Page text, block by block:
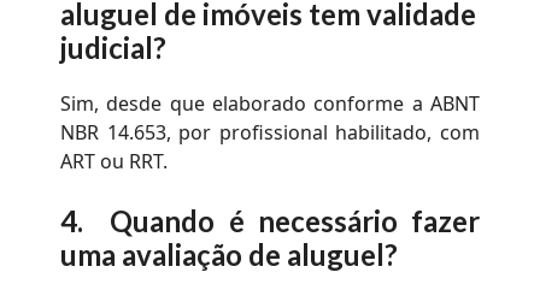
aluguel de imóveis tem validade
judicial?
Sim, desde que elaborado conforme a ABNT
NBR 14.653, por profissional habilitado, com
ART ou RRT.
4.
Quando é necessário fazer
uma avaliação de aluguel?